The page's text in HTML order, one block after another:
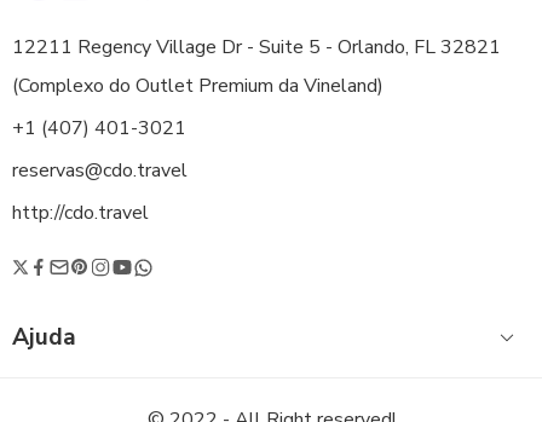
12211 Regency Village Dr - Suite 5 - Orlando, FL 32821
(Complexo do Outlet Premium da Vineland)
+1 (407) 401-3021
reservas@cdo.travel
http://cdo.travel
Ajuda